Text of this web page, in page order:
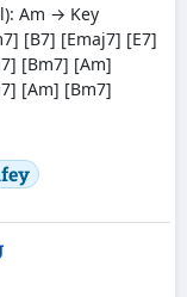
Am → Key
[B7] [Emaj7] [E7]
[Bm7] [Am]
[Am] [Bm7]